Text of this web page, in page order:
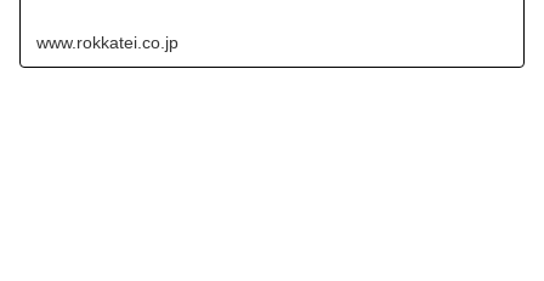
www.rokkatei.co.jp